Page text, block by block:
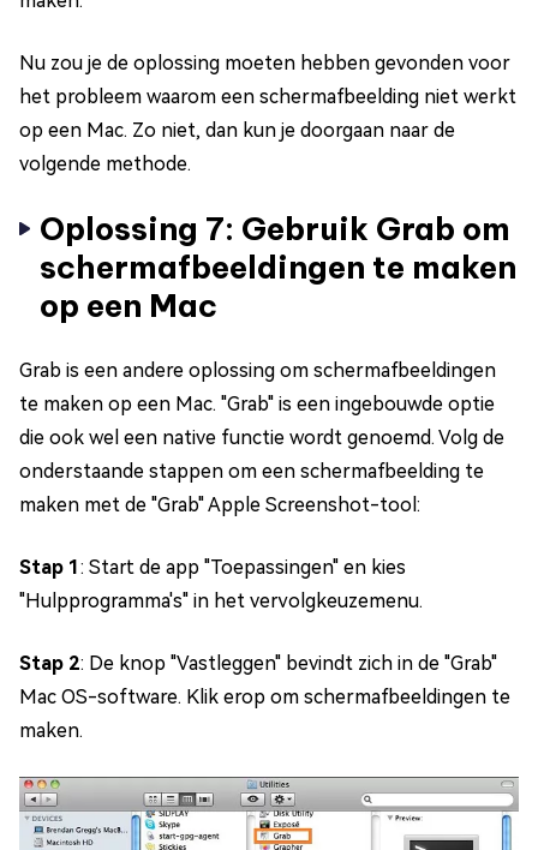
Nu zou je de oplossing moeten hebben gevonden voor
het probleem waarom een schermafbeelding niet werkt
op een Mac. Zo niet, dan kun je doorgaan naar de
volgende methode.
Oplossing 7: Gebruik Grab om
schermafbeeldingen te maken
op een Mac
Grab is een andere oplossing om schermafbeeldingen
te maken op een Mac. "Grab" is een ingebouwde optie
die ook wel een native functie wordt genoemd. Volg de
onderstaande stappen om een schermafbeelding te
maken met de "Grab" Apple Screenshot-tool:
Stap 1: Start de app "Toepassingen" en kies
"Hulpprogramma's" in het vervolgkeuzemenu.
Stap 2: De knop "Vastleggen" bevindt zich in de "Grab"
Mac OS-software. Klik erop om schermafbeeldingen te
maken.